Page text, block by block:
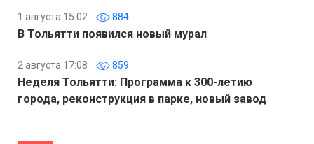
1 августа 15:02 884
В Тольятти появился новый мурал
2 августа 17:08 859
Неделя Тольятти: Программа к 300-летию
города, реконструкция в парке, новый завод